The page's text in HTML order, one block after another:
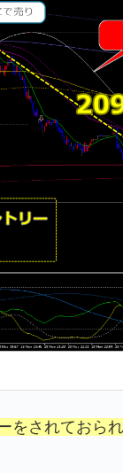
をされておら